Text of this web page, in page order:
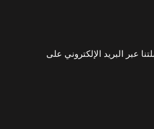
عبر البريد الإلكتروني على